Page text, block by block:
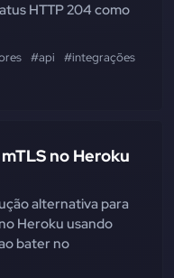
HTTP 204 como
#api #integrações
no Heroku
alternativa para
Heroku usando
bater no